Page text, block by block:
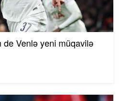
de Venlə yeni müqavilə